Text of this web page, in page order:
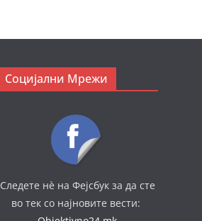
Социјални Мрежи
Следете нè на Фејсбук за да сте
во тек со најновите вести: